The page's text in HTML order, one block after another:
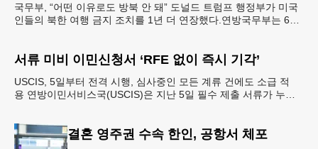
국무부, “어떤 이유로도 방북 안 돼” 도널드 트럼프 행정부가 미국
인들의 북한 여행 금지 조치를 1년 더 연장했다.연방국무부는 6일
서류 미비 이민신청서 ‘RFE 없이 즉시 기각’
USCIS, 5일부터 전격 시행, 심사중인 모든 계류 건에도 소급 적
용 연방이민서비스국(USCIS)은 지난 5일 필수 제출 서류가 누락
결혼 영주권 수속 한인, 공항서 체포